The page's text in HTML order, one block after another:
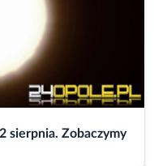
sierpnia. Zobaczymy